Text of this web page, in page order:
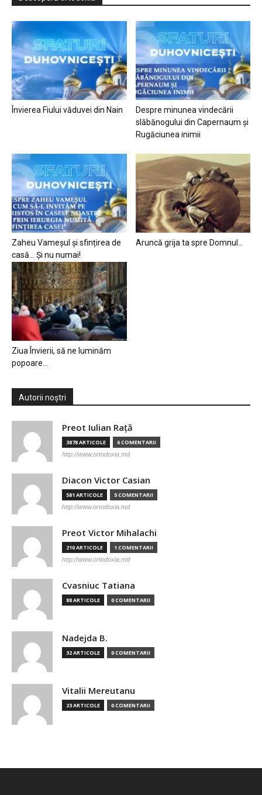
Învierea Fiului văduvei din Nain
Despre minunea vindecării
slăbănogului din Capernaum și
Rugăciunea inimii
Zaheu Vameșul și sfințirea de
casă… Și nu numai!
Aruncă grija ta spre Domnul…
Ziua Învierii, să ne luminăm
popoare…
Autorii noștri
Preot Iulian Raţă
3878 ARTICOLE 6 COMENTARII
http://www.ortodoxia.md
Diacon Victor Casian
581 ARTICOLE 5 COMENTARII
http://www.ortodoxia.md
Preot Victor Mihalachi
210 ARTICOLE 1 COMENTARII
http://www.ortodoxia.md
Cvasniuc Tatiana
88 ARTICOLE 0 COMENTARII
Nadejda B.
32 ARTICOLE 0 COMENTARII
Vitalii Mereutanu
23 ARTICOLE 0 COMENTARII